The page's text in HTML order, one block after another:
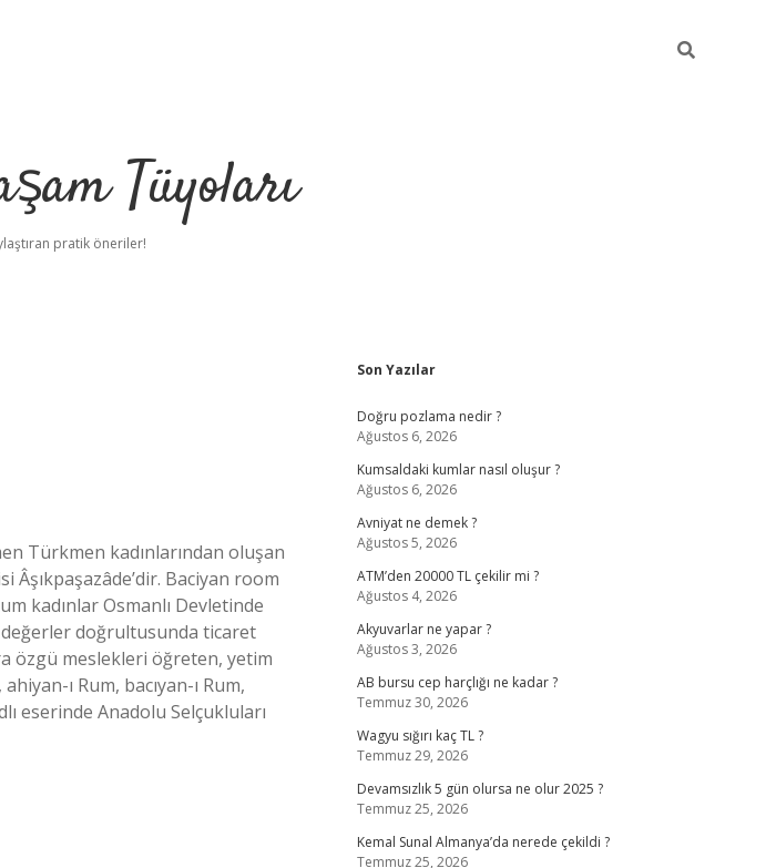
Tüyoları
pratik öneriler!
Türkmen kadınlarından oluşan
Baciyan room
kadınlar Osmanlı Devletinde
değerler doğrultusunda ticaret
özgü meslekleri öğreten, yetim
ı Rum, bacıyan-ı Rum,
eserinde Anadolu Selçukluları
Sidebar
Son Yazılar
Doğru pozlama nedir ?
Ağustos 6, 2026
Kumsaldaki kumlar nasıl oluşur ?
Ağustos 6, 2026
Avniyat ne demek ?
Ağustos 5, 2026
ATM’den 20000 TL çekilir mi ?
Ağustos 4, 2026
Akyuvarlar ne yapar ?
Ağustos 3, 2026
AB bursu cep harçlığı ne kadar ?
Temmuz 30, 2026
Wagyu sığırı kaç TL ?
Temmuz 29, 2026
Devamsızlık 5 gün olursa ne olur 2025 ?
Temmuz 25, 2026
Kemal Sunal Almanya’da nerede çekildi ?
Temmuz 25, 2026